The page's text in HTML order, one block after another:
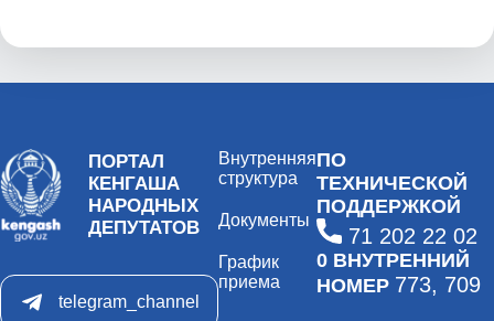
ПОРТАЛ
КЕНГАША
НАРОДНЫХ
ДЕПУТАТОВ
telegram_channel
Внутренняя
структура
Документы
График
приема
ПО
ТЕХНИЧЕСКОЙ
ПОДДЕРЖКОЙ
71 202 22 02
0 ВНУТРЕННИЙ
НОМЕР 773, 709